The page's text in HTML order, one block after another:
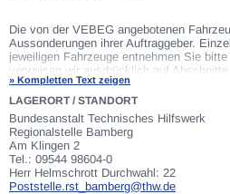
Die von der VEBEG angebotenen
Aussonderungen ihrer Auftraggeber.
jeweiligen Fahrzeuge entnehmen Sie
verweisen wir ausdrücklich auf
Geschäftsbedingungen(AGB). Fahrzeuge
VEBEG der Ausfuhrgenehmigungspflicht
die Punkte E3 und E4 unserer AGB
Gebotspreis kommt die gesetzliche
Differenzbesteuerung gemäß § 25a UStG
ausdrücklich in der jeweiligen
» Kompletten Text zeigen
LAGERORT / STANDORT
Bundesanstalt Technisches Hilfswerk
Regionalstelle Bamberg
Am Klingen 2
Tel.: 09544 98604-0
Herr Helmschrott Durchwahl: 22
Poststelle.rst_bamberg@thw.de